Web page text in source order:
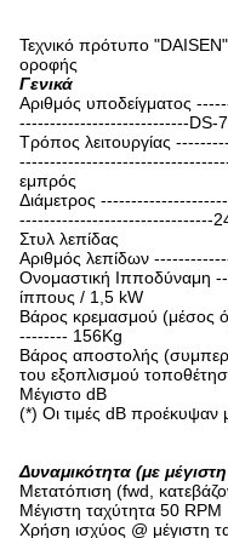
Τεχνικό πρότυπο "DAISEN"
οροφής
Γενικά
Αριθμός υποδείγματος
----------------------------DS-
Τρόπος λειτουργίας
εμπρός
Διάμετρος
--------------------------------
Στυλ λεπίδας
Αριθμός λεπίδων
Ονομαστική Ιπποδύναμη
ίππους / 1,5 kW
Βάρος κρεμασμού
-------- 156Kg
Βάρος αποστολής
του εξοπλισμού
Μέγιστο dB
(*) Οι τιμές dB προέκυψαν
Δυναμικότητα (με
Μετατόπιση (fwd,
Μέγιστη ταχύτητα 50 RPM
Χρήση ισχύος @ μέγιστη